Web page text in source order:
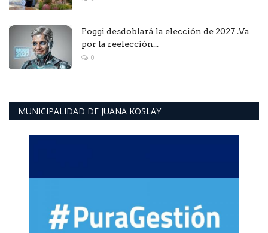
Poggi desdoblará la elección de 2027 .Va
por la reelección...
0
MUNICIPALIDAD DE JUANA KOSLAY